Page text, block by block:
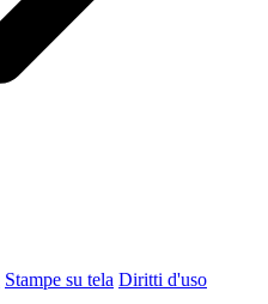
Stampe su tela Diritti d'uso